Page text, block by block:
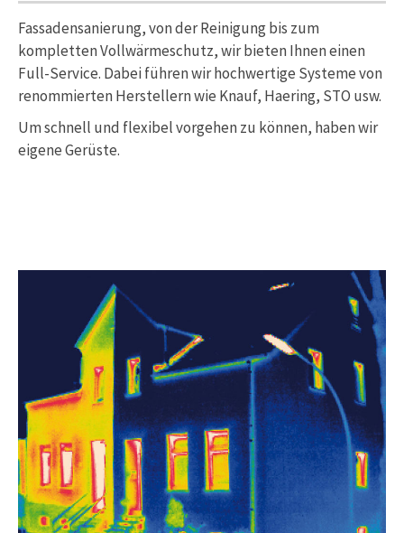
Fassadensanierung, von der Reinigung bis zum
kompletten Vollwärmeschutz, wir bieten Ihnen einen
Full-Service. Dabei führen wir hochwertige Systeme von
renommierten Herstellern wie Knauf, Haering, STO usw.
Um schnell und flexibel vorgehen zu können, haben wir
eigene Gerüste.